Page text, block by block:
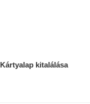
kitalálása